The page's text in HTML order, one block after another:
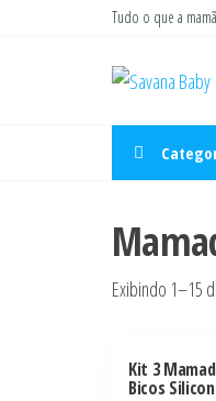
Tudo o que a
Exibindo 1–15
Kit 3
Bicos